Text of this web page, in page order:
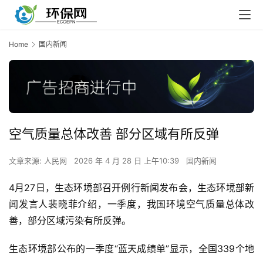
Home 国内新闻
空气质量总体改善 部分区域有所反弹
文章来源: 人民网 2026 年 4 月 28 日 上午10:39 国内新闻
4月27日，生态环境部召开例行新闻发布会，生态环境部新
闻发言人裴晓菲介绍，一季度，我国环境空气质量总体改
善，部分区域污染有所反弹。
生态环境部公布的一季度“蓝天成绩单”显示，全国339个地